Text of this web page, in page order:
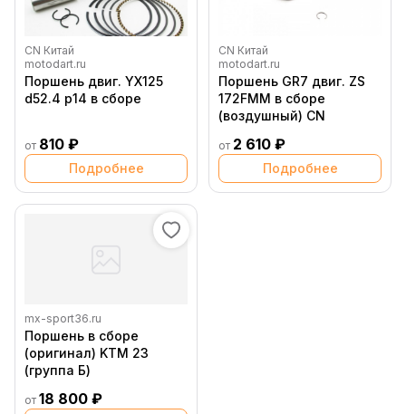
CN Китай
motodart.ru
Поршень двиг. YX125
d52.4 p14 в сборе
от 810 ₽
Подробнее
CN Китай
motodart.ru
Поршень GR7 двиг. ZS
172FMM в сборе
(воздушный) CN
от 2 610 ₽
Подробнее
mx-sport36.ru
Поршень в сборе
(оригинал) KTM 23
(группа Б)
от 18 800 ₽